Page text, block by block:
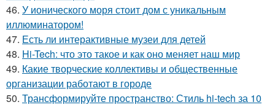
46. У ионического моря стоит дом с уникальным
иллюминатором!
47. Есть ли интерактивные музеи для детей
48. Hi-Tech: что это такое и как оно меняет наш мир
49. Какие творческие коллективы и общественные
организации работают в городе
50. Трансформируйте пространство: Стиль hi-tech за 10